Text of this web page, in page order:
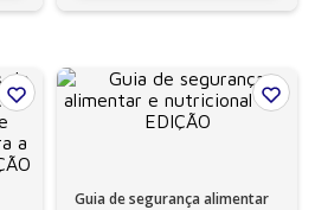
Guia de segurança alimentar